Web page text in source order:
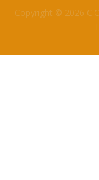
Copyright © 2026